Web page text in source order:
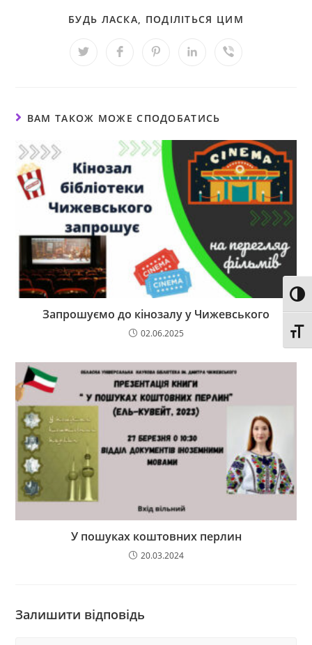
БУДЬ ЛАСКА, ПОДІЛІТЬСЯ ЦИМ
ВАМ ТАКОЖ МОЖЕ СПОДОБАТИСЬ
Запрошуємо до кінозалу у Чижевського
02.06.2025
У пошуках коштовних перлин
20.03.2024
Залишити відповідь